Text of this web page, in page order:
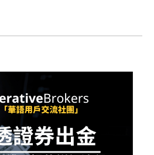
美國券商）如果你的閒置資金是